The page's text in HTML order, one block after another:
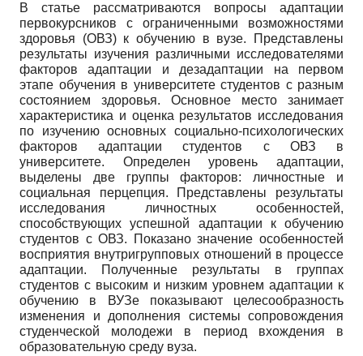
В статье рассматриваются вопросы адаптации
первокурсников с ограниченными возможностями
здоровья (ОВЗ) к обучению в вузе. Представлены
результаты изучения различными исследователями
факторов адаптации и дезадаптации на первом
этапе обучения в университете студентов с разным
состоянием здоровья. Основное место занимает
характеристика и оценка результатов исследования
по изучению основных социально-психологических
факторов адаптации студентов с ОВЗ в
университете. Определен уровень адаптации,
выделены две группы факторов: личностные и
социальная перцепция. Представлены результаты
исследования личностных особенностей,
способствующих успешной адаптации к обучению
студентов с ОВЗ. Показано значение особенностей
восприятия внутригрупповых отношений в процессе
адаптации. Полученные результаты в группах
студентов с высоким и низким уровнем адаптации к
обучению в ВУЗе показывают целесообразность
изменения и дополнения системы сопровождения
студенческой молодежи в период вхождения в
образовательную среду вуза.